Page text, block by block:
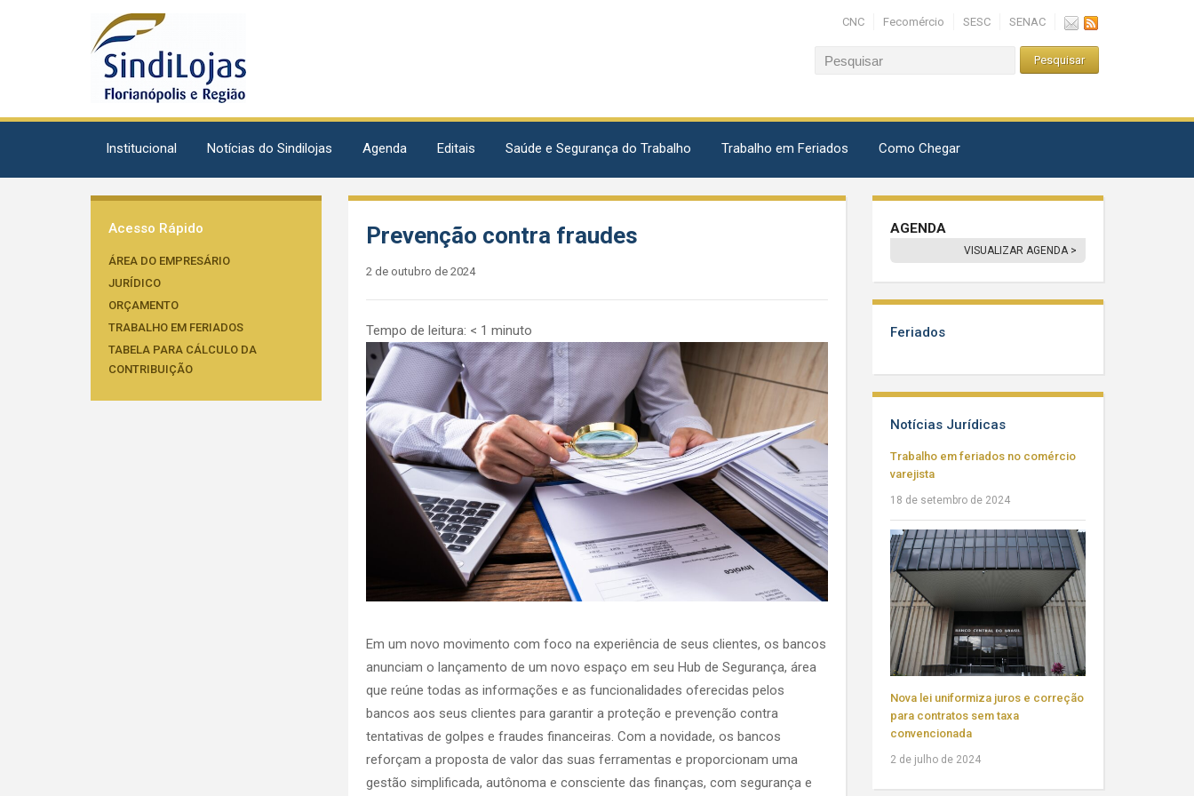
CNC Fecomércio SESC SENAC
Institucional Notícias do Sindilojas Agenda Editais Saúde e Segurança do Trabalho Trabalho em Feriados Como Chegar
Acesso Rápido
ÁREA DO EMPRESÁRIO
JURÍDICO
ORÇAMENTO
TRABALHO EM FERIADOS
TABELA PARA CÁLCULO DA
CONTRIBUIÇÃO
Prevenção contra fraudes
2 de outubro de 2024
Tempo de leitura: < 1 minuto
Em um novo movimento com foco na experiência de seus clientes, os bancos
anunciam o lançamento de um novo espaço em seu Hub de Segurança, área
que reúne todas as informações e as funcionalidades oferecidas pelos
bancos aos seus clientes para garantir a proteção e prevenção contra
tentativas de golpes e fraudes financeiras. Com a novidade, os bancos
reforçam a proposta de valor das suas ferramentas e proporcionam uma
gestão simplificada, autônoma e consciente das finanças, com segurança e
AGENDA
VISUALIZAR AGENDA >
Feriados
Notícias Jurídicas
Trabalho em feriados no comércio
varejista
18 de setembro de 2024
Nova lei uniformiza juros e correção
para contratos sem taxa
convencionada
2 de julho de 2024